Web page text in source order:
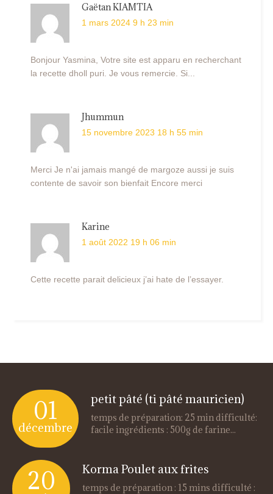
Gaëtan KIAMTIA
1 mars 2024 9 h 23 min
Bonjour Yasmina, Votre site est apparu en recherchant
la recette dholl puri. Je vous remercie. Si...
Jhummun
15 novembre 2023 18 h 55 min
Merci Je n'ai jamais mangé de margoze aussi je suis
contente de savoir son bienfait Encore merci
Karine
1 août 2022 19 h 06 min
Cette recette parait delicieux j’ai hate de l’essayer.
01
décembre
petit pâté (ti pâté mauricien)
temps de préparation: 25 min difficulté:
facile ingrédients : 500g de farine...
20 Korma Poulet aux frites
temps de préparation : 15 mins difficulté :